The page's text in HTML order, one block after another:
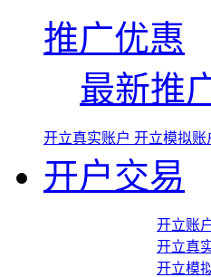
推广优惠
最新推
开立真实账户 开立模拟账
开户交易
开立账
开立真
开立模